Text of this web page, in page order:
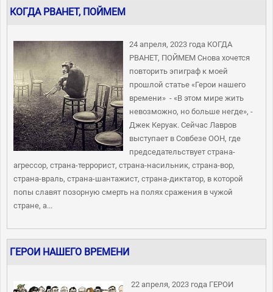
КОГДА РВАНЕТ, ПОЙМЕМ
24 апреля, 2023 года КОГДА
РВАНЕТ, ПОЙМЕМ Снова хочется
повторить эпиграф к моей
прошлой статье «Герои нашего
времени» - «В этом мире жить
невозможно, но больше негде», -
Джек Керуак. Сейчас Лавров
выступает в Совбезе ООН, где
председательствует страна-
агрессор, страна-террорист, страна-насильник, страна-вор,
страна-враль, страна-шантажист, страна-диктатор, в которой
попы славят позорную смерть на полях сражения в чужой
стране, а...
ГЕРОИ НАШЕГО ВРЕМЕНИ
22 апреля, 2023 года ГЕРОИ